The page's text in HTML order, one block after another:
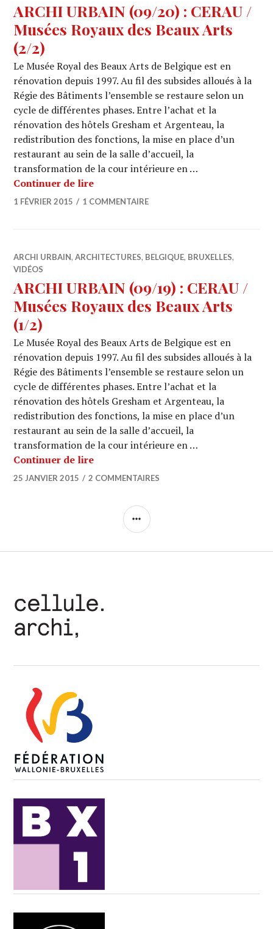
ARCHI URBAIN (09/20) : CERAU /
Musées Royaux des Beaux Arts
(2/2)
Le Musée Royal des Beaux Arts de Belgique est en
rénovation depuis 1997. Au fil des subsides alloués à la
Régie des Bâtiments l’ensemble se restaure selon un
cycle de différentes phases. Entre l’achat et la
rénovation des hôtels Gresham et Argenteau, la
redistribution des fonctions, la mise en place d’un
restaurant au sein de la salle d’accueil, la
transformation de la cour intérieure en …
Continuer de lireARCHI URBAIN (09/20) : CERAU /
1 FÉVRIER 2015 1 COMMENTAIRE
ARCHI URBAIN,ARCHITECTURES, BELGIQUE, BRUXELLES,
VIDÉOS
ARCHI URBAIN (09/19) : CERAU /
Musées Royaux des Beaux Arts
(1/2)
Le Musée Royal des Beaux Arts de Belgique est en
rénovation depuis 1997. Au fil des subsides alloués à la
Régie des Bâtiments l’ensemble se restaure selon un
cycle de différentes phases. Entre l’achat et la
rénovation des hôtels Gresham et Argenteau, la
redistribution des fonctions, la mise en place d’un
restaurant au sein de la salle d’accueil, la
transformation de la cour intérieure en …
Continuer de lireARCHI URBAIN (09/19) : CERAU /
25 JANVIER 2015 2 COMMENTAIRES
COLONNE